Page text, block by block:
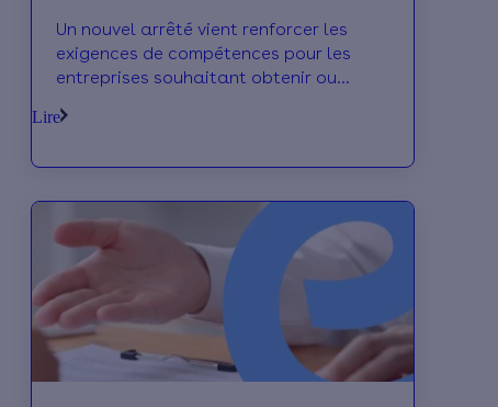
Un nouvel arrêté vient renforcer les
exigences de compétences pour les
entreprises souhaitant obtenir ou
ça change pour vous, artisans et
fait le point.
Lire